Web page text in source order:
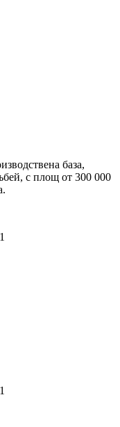
база,
с площ от 300 000